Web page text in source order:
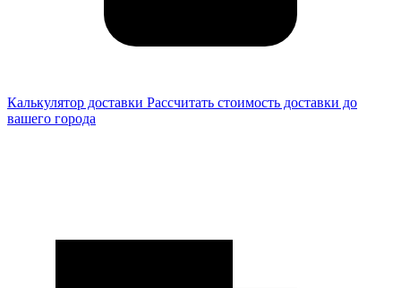
Калькулятор доставки Рассчитать стоимость доставки до
вашего города